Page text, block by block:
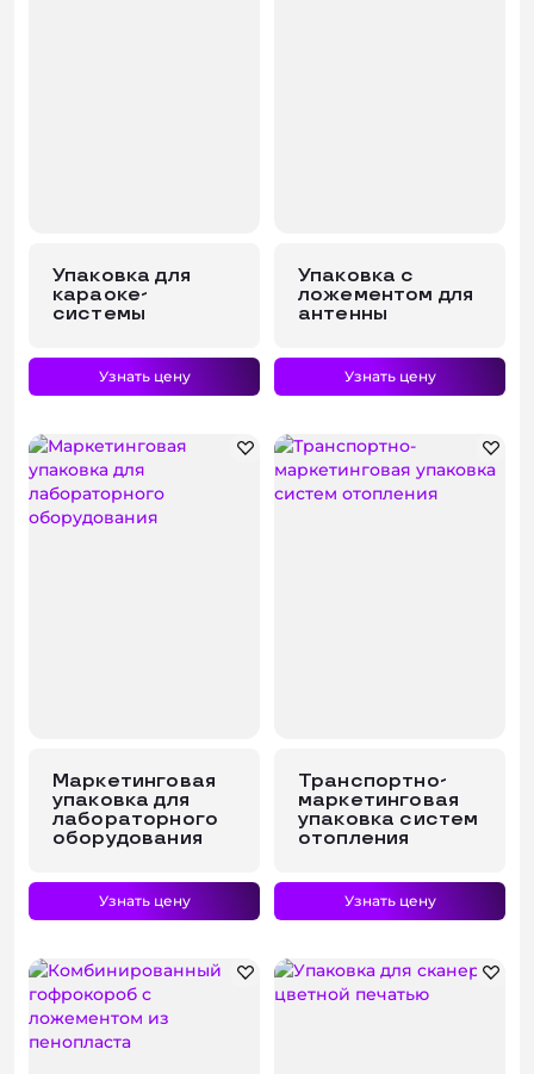
Упаковка для
караоке-
системы
Узнать цену
Упаковка с
ложементом для
антенны
Узнать цену
Маркетинговая
упаковка для
лабораторного
оборудования
Узнать цену
Транспортно-
маркетинговая
упаковка систем
отопления
Узнать цену